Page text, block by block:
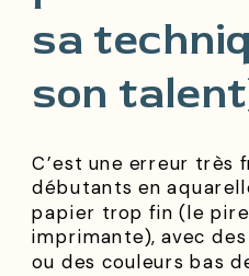
sa
son
C’est une erreur très
débutants en
papier trop fin (le
imprimante), avec
ou des couleurs bas